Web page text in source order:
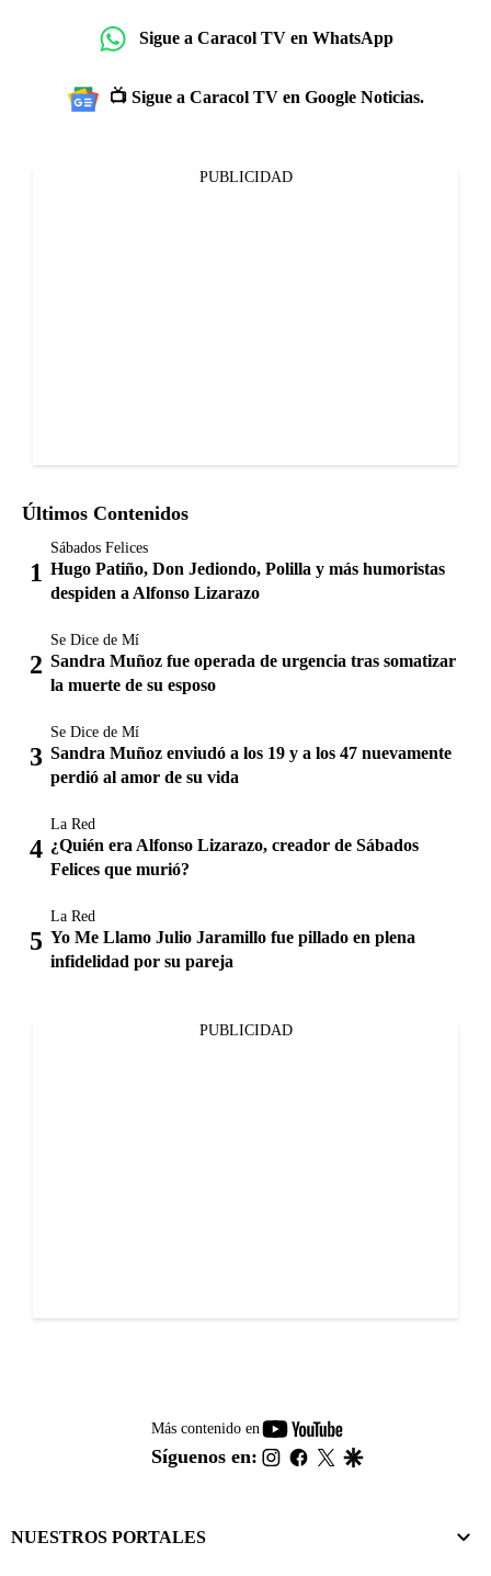
Sigue a Caracol TV en WhatsApp
📺 Sigue a Caracol TV en Google Noticias.
PUBLICIDAD
Últimos Contenidos
Sábados Felices
Hugo Patiño, Don Jediondo, Polilla y más humoristas
despiden a Alfonso Lizarazo
Se Dice de Mí
Sandra Muñoz fue operada de urgencia tras somatizar
la muerte de su esposo
Se Dice de Mí
Sandra Muñoz enviudó a los 19 y a los 47 nuevamente
perdió al amor de su vida
La Red
¿Quién era Alfonso Lizarazo, creador de Sábados
Felices que murió?
La Red
Yo Me Llamo Julio Jaramillo fue pillado en plena
infidelidad por su pareja
PUBLICIDAD
Más contenido en
youtube-
footer
Síguenos en: instagram
facebook
twitter
NUESTROS PORTALES